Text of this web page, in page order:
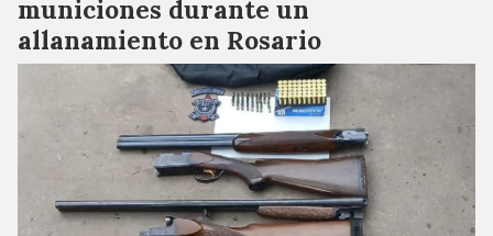
municiones durante un
allanamiento en Rosario